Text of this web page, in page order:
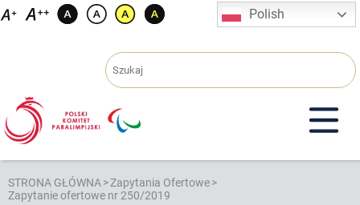
Przejdź
Polish
STRONA GŁÓWNA>Zapytania Ofertowe>
Zapytanie ofertowe nr 250/2019